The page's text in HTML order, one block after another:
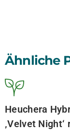
Ähnliche
Heuchera
‚Velvet Night‘